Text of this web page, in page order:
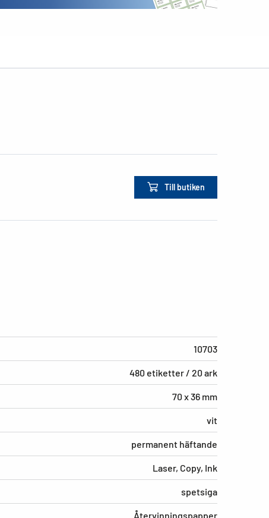
Till butiken
10703
480 etiketter / 20 ark
70 x 36 mm
vit
permanent häftande
Laser, Copy, Ink
spetsiga
Återvinningspapper